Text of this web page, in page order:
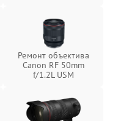
Ремонт объектива
Canon RF 50mm
f/1.2L USM